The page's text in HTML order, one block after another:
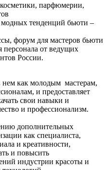
парфюмерии,
тенденций бьюти –
форум для мастеров бьюти
персонала от ведущих
России.
нем как молодым мастерам,
и предоставляет
свои навыки и
и профессионализм.
дополнительных
как специалиста,
и креативности,
и повысить
индустрии красоты и